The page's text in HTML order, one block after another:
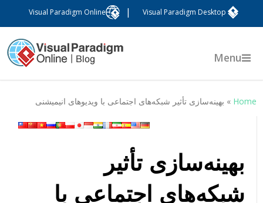
Visual Paradigm Desktop
Visual Paradigm Online
Menu
Home
» بهینه‌سازی تأثیر شبکه‌های اجتماعی با ویدیوهای انیمیشنی
بهینه‌سازی تأثیر
شبکه‌های اجتماعی با